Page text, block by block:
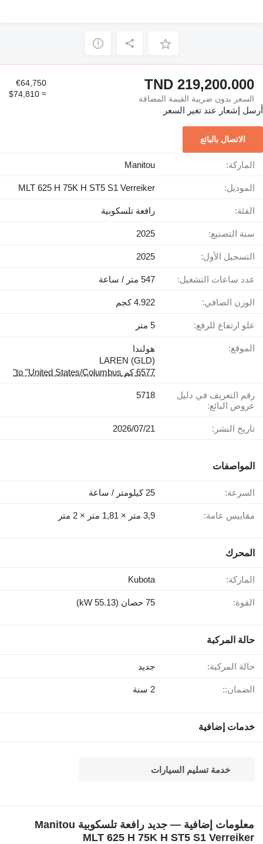
TND 219,200.000
السعر بدون ضريبة القيمة المضافة
€64,750
≈ $74,810
أرسل إشعار عند تغير السعر
الاتصال بالبائع
الماركة: Manitou
الموديل: MLT 625 H 75K H ST5 S1 Verreiker
الفئة: رافعة تلسكوبية
سنة التصنيع: 2025
التسجيل الأول: 2025
عدد ساعات التشغيل: 547 متر / ساعة
الوزن الصافي: 4.922 كجم
علو ارتفاع للرفع: 5 متر
الموقع:
هولندا
LAREN (GLD)
6577 كم to "United States/Columbus"
رقم التعريف في دليل
عروض البائع:
5718
تاريخ النشر: 21‏/07‏/2026
المواصفات
السرعة: 25 كيلومتر / ساعة
مقاييس عامة: 3,9 متر × 1,81 متر × 2 متر
المحرك
الماركة: Kubota
القوة: 75 حصان (55.13 kW)
حالة المركبة
حالة المركبة: جديد
الضمان:: 2 سنة
خدمات إضافية
خدمة تسليم السيارات
معلومات إضافية — جديد رافعة تلسكوبية Manitou
MLT 625 H 75K H ST5 S1 Verreiker